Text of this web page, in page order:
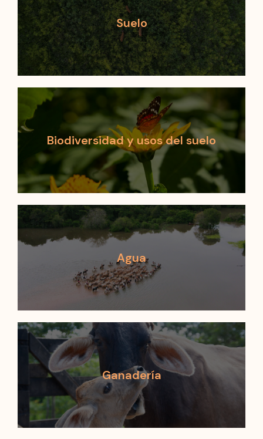
Suelo
Biodiversidad y usos del suelo
Agua
Ganadería